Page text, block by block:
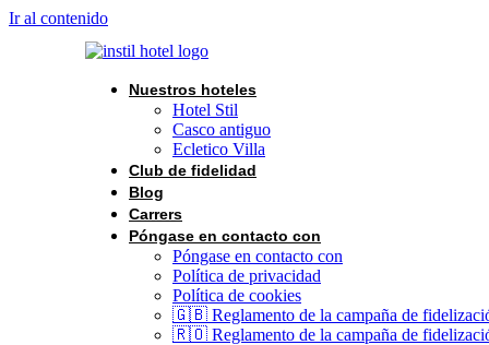
Ir al contenido
Nuestros hoteles
Hotel Stil
Casco antiguo
Ecletico Villa
Club de fidelidad
Blog
Carrers
Póngase en contacto con
Póngase en contacto con
Política de privacidad
Política de cookies
🇬🇧 Reglamento de la campaña de
🇷🇴 Reglamento de la campaña de